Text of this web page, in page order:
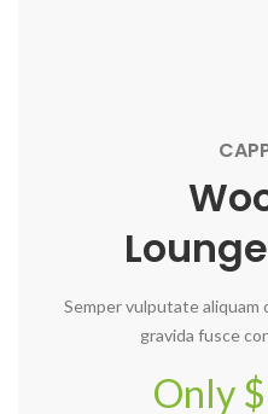
Semper vulputate aliquam
gravida fusce
Only